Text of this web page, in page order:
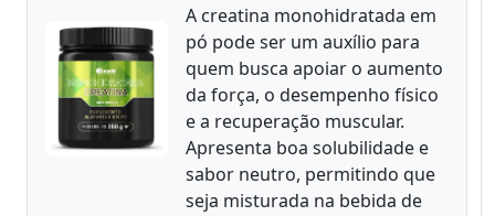
A creatina monohidratada em
pó pode ser um auxílio para
quem busca apoiar o aumento
da força, o desempenho físico
e a recuperação muscular.
Apresenta boa solubilidade e
sabor neutro, permitindo que
seja misturada na bebida de